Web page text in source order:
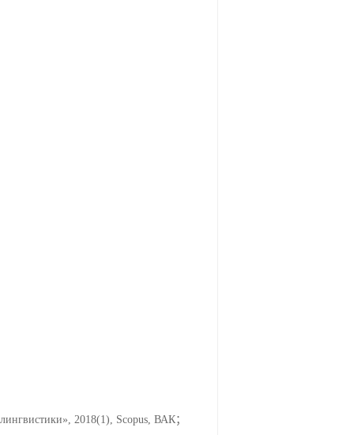
2018(1), Scopus, ВАК；